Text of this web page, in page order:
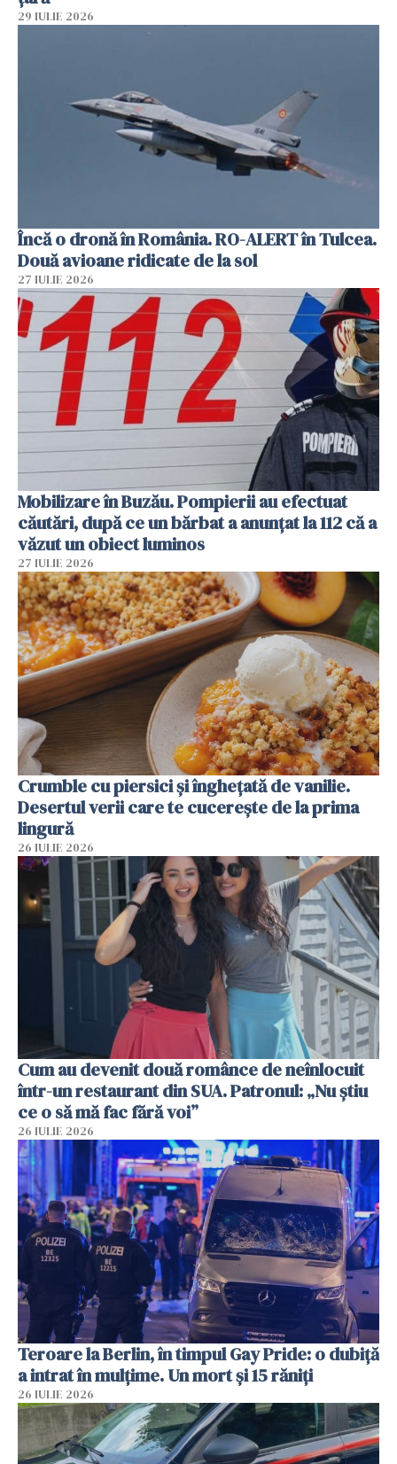
29 IULIE 2026
Încă o dronă în România. RO-ALERT în Tulcea.
Două avioane ridicate de la sol
27 IULIE 2026
Mobilizare în Buzău. Pompierii au efectuat
căutări, după ce un bărbat a anunțat la 112 că a
văzut un obiect luminos
27 IULIE 2026
Crumble cu piersici și înghețată de vanilie.
Desertul verii care te cucerește de la prima
lingură
26 IULIE 2026
Cum au devenit două românce de neînlocuit
într-un restaurant din SUA. Patronul: „Nu știu
ce o să mă fac fără voi”
26 IULIE 2026
Teroare la Berlin, în timpul Gay Pride: o dubiță
a intrat în mulțime. Un mort și 15 răniți
26 IULIE 2026